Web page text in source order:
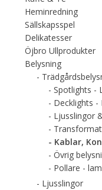
Heminredning
Sällskapsspel
Delikatesser
Öjbro Ullprodukter
Belysning
Spotlights -
Decklights
Ljusslingor
Kablar,
Övrig
Pollare -
Ljusslingor